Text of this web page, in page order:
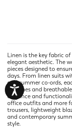
Linen is the key fabric
elegant aesthetic. The
pieces designed to
days. From linen suits
and summer co-ords,
soft lines and
elegance and
office outfits and more
trousers, lightweight
and contemporary
style.